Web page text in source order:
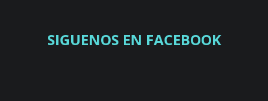
SIGUENOS EN FACEBOOK